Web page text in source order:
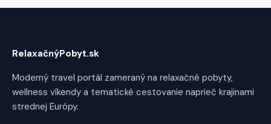
RelaxačnýPobyt.sk
Moderný travel portál zameraný na relaxačné pobyty,
wellness víkendy a tematické cestovanie naprieč krajinami
strednej Európy.